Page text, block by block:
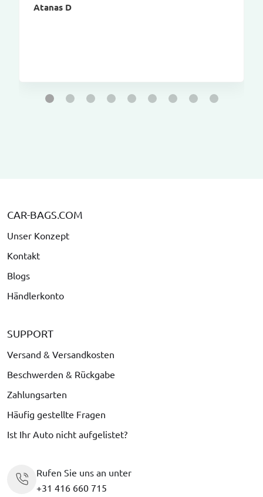
Atanas D
CAR-BAGS.COM
Unser Konzept
Kontakt
Blogs
Händlerkonto
SUPPORT
Versand & Versandkosten
Beschwerden & Rückgabe
Zahlungsarten
Häufig gestellte Fragen
Ist Ihr Auto nicht aufgelistet?
Rufen Sie uns an unter
+31 416 660 715